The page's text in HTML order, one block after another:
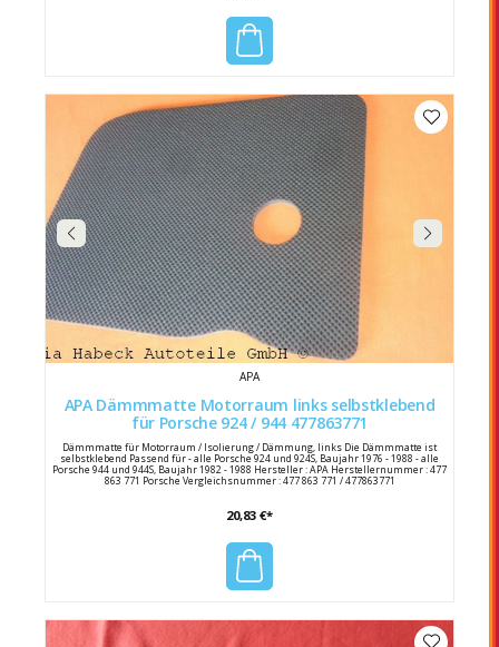
APA
APA Dämmmatte Motorraum links selbstklebend
für Porsche 924 / 944 477863771
Dämmmatte für Motorraum / Isolierung / Dämmung, links Die Dämmmatte ist
selbstklebend Passend für - alle Porsche 924 und 924S, Baujahr 1976 - 1988 - alle
Porsche 944 und 944S, Baujahr 1982 - 1988 Hersteller : APA Herstellernummer : 477
863 771 Porsche Vergleichsnummer : 477 863 771 / 477863771
20,83 €*